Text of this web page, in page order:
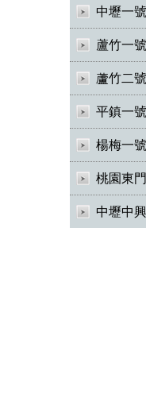
中壢一號
蘆竹一號
蘆竹二號
平鎮一號
楊梅一號
桃園東
中壢中